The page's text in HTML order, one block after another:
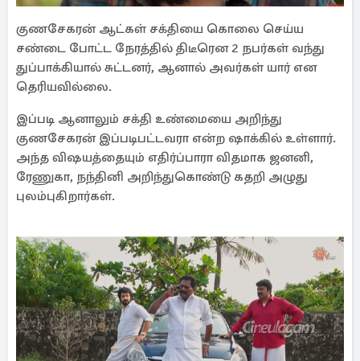
குணசேகரன் ஆட்கள் சக்தியை கொலை செய்ய
சண்டை போட்ட நேரத்தில் திடீரென 2 நபர்கள் வந்து
துப்பாக்கியால் சுட்டனர், ஆனால் அவர்கள் யார் என
தெரியவில்லை.
இப்படி ஆனாலும் சக்தி உண்மையை அறிந்து
குணசேகரன் இப்படிபட்டவரா என்ற ஷாக்கில் உள்ளார்.
அந்த விஷயத்தையும் எதிர்ப்பாரா விதமாக ஜனனி,
ரேணுகா, நந்தினி அறிந்துகொண்டு கதறி அழுது
புலம்புகிறார்கள்.